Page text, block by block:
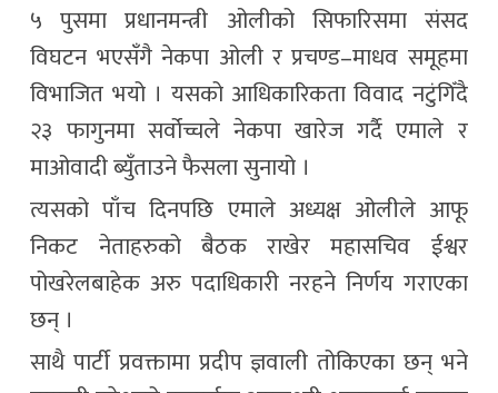
५ पुसमा प्रधानमन्त्री ओलीको सिफारिसमा संसद
विघटन भएसँगै नेकपा ओली र प्रचण्ड–माधव समूहमा
विभाजित भयो । यसको आधिकारिकता विवाद नटुंगिँदै
२३ फागुनमा सर्वोच्चले नेकपा खारेज गर्दै एमाले र
माओवादी ब्युँताउने फैसला सुनायो ।
त्यसको पाँच दिनपछि एमाले अध्यक्ष ओलीले आफू
निकट नेताहरुको बैठक राखेर महासचिव ईश्वर
पोखरेलबाहेक अरु पदाधिकारी नरहने निर्णय गराएका
छन् ।
साथै पार्टी प्रवक्तामा प्रदीप ज्ञवाली तोकिएका छन् भने